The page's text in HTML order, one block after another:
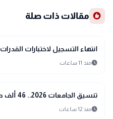
recommend مقالات ذات صلة
school
مدارس وجامعات
انتهاء التسجيل لاختبارات القدرات 2026.. التعليم العالي تغلق باب التقديم الإلكتروني دون تمديد
scheduleمنذ 11 ساعات
school
مدارس وجامعات
تنسيق الجامعات 2026.. 46 ألف طالب يسجلون رغبات المرحلة الأولى حتى الآن
scheduleمنذ 12 ساعات